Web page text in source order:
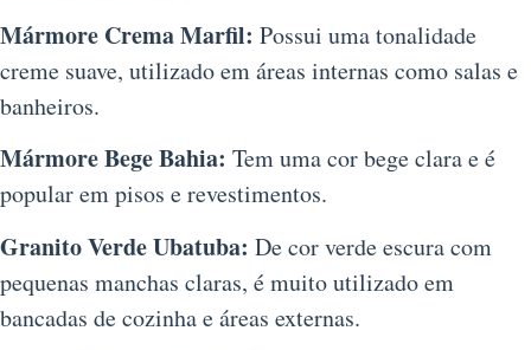
Mármore Crema Marfil: Possui uma tonalidade
creme suave, utilizado em áreas internas como salas e
banheiros.
Mármore Bege Bahia: Tem uma cor bege clara e é
popular em pisos e revestimentos.
Granito Verde Ubatuba: De cor verde escura com
pequenas manchas claras, é muito utilizado em
bancadas de cozinha e áreas externas.